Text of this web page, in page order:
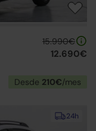
15.990€
12.690€
Desde 210€/mes
24h